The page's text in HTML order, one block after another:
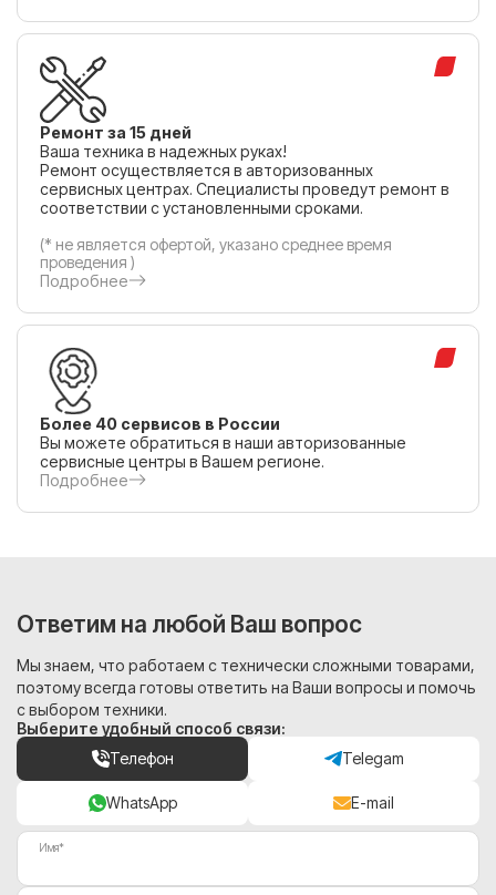
Ремонт за 15 дней
Ваша техника в надежных руках!
Ремонт осуществляется в авторизованных
сервисных центрах. Специалисты проведут ремонт в
соответствии с установленными сроками.
(* не является офертой, указано среднее время
проведения )
Подробнее
Более 40 сервисов в России
Вы можете обратиться в наши авторизованные
сервисные центры в Вашем регионе.
Подробнее
Ответим на любой Ваш вопрос
Мы знаем, что работаем с технически сложными товарами,
поэтому всегда готовы ответить на Ваши вопросы и помочь
с выбором техники.
Выберите удобный способ связи:
Телефон
Telegam
WhatsApp E-mail
Имя*